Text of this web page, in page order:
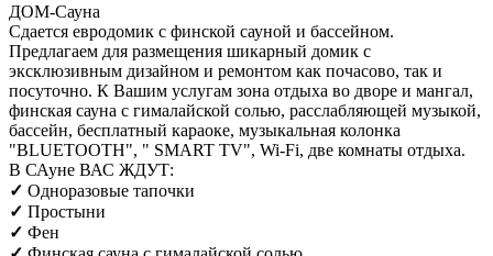
ДОМ-Сауна
Сдается евродомик с финской сауной и бассейном.
Предлагаем для размещения шикарный домик с
эксклюзивным дизайном и ремонтом как почасово, так и
посуточно. К Вашим услугам зона отдыха во дворе и мангал,
финская сауна с гималайской солью, расслабляющей музыкой,
бассейн, бесплатный караоке, музыкальная колонка
"BLUETOOTH", " SMART TV", Wi-Fi, две комнаты отдыха.
В САуне ВАС ЖДУТ:
✓ Одноразовые тапочки
✓ Простыни
✓ Фен